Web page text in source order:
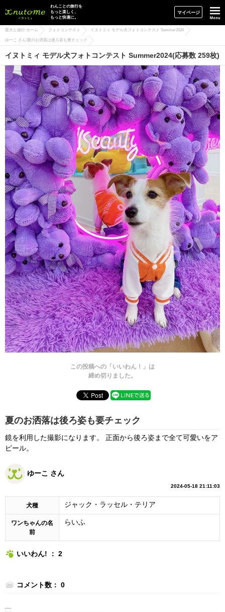
イヌトミィ
わんことの旅行を
もっと楽しく、
もっと快適に。
マイページ
愛犬と旅行 ホーム フォトコンテスト イヌトミィ モデル犬フォトコンテスト Summer2024
ゆーこ さん/夏のお洒落は後ろ姿も要チェック
イヌトミィ モデル犬フォトコンテスト Summer2024(応募数 259枚)
この投稿への「いいわん！」は
締め切りました。
夏のお洒落は後ろ姿も要チェック
鏡を利用した撮影になります。 正面から後ろ姿まで全て可愛いをア
ピール。
ゆーこ さん
2024-05-18 21:11:03
犬種 ジャック・ラッセル・テリア
ワンちゃんの名
前
らいふ
いいわん! ： 2
コメント数： 0